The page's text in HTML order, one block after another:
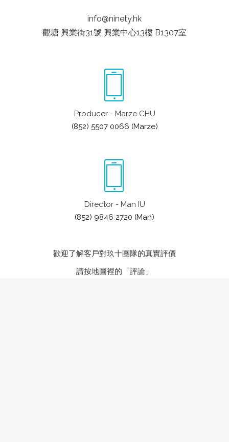
info@ninety.hk
觀塘 興業街31號 興業中心13樓 B1307室
Producer - Marze CHU
(852) 5507 0066 (Marze)
Director - Man IU
(852) 9846 2720 (Man)
歡迎了解客戶對玖十團隊的真實評價
請按地圖裡的「評論」